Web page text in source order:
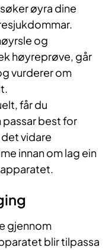
øyra dine
og
høyreprøve, går
vurderer om
får du
best for
vidare
innan om lag ein
gjennom
blir tilpassa